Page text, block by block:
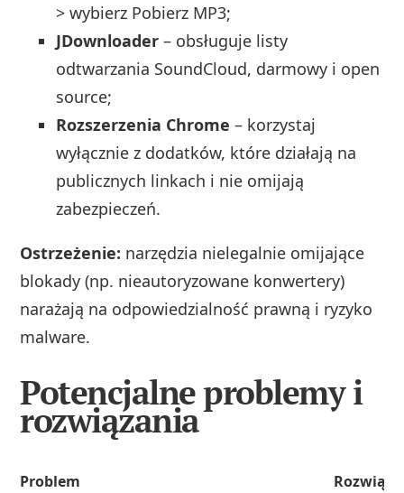
> wybierz Pobierz MP3;
JDownloader – obsługuje listy
odtwarzania SoundCloud, darmowy i open
source;
Rozszerzenia Chrome – korzystaj
wyłącznie z dodatków, które działają na
publicznych linkach i nie omijają
zabezpieczeń.
Ostrzeżenie: narzędzia nielegalnie omijające
blokady (np. nieautoryzowane konwertery)
narażają na odpowiedzialność prawną i ryzyko
malware.
Potencjalne problemy i
rozwiązania
Problem